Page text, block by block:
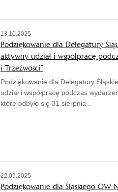
13.10.2025
Podziękowanie dla Delegatury
aktywny udział i współpracę
i Trzeźwości”
Podziękowanie dla Delegatury
udział i współpracę podczas
które odbyło się 31 sierpnia...
22.09.2025
Podziękowanie dla Śląskiego OW